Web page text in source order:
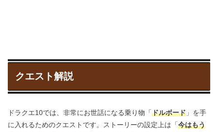
クエスト解説
ドラクエ10では、非常にお世話になる乗り物「ドルボード 」を手
に入れるためのクエストです。ストーリーの設定上は「今はもう